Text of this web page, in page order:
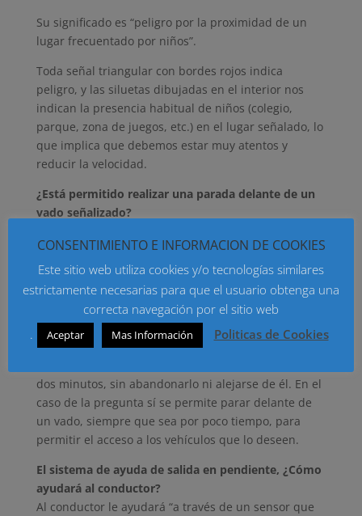
Su significado es “peligro por la proximidad de un
lugar frecuentado por niños”.
Toda señal triangular con bordes rojos indica
peligro, y las siluetas dibujadas en el interior nos
indican la presencia habitual de niños (colegio,
parque, zona de juegos, etc.) en el lugar señalado, lo
que implica que debemos estar muy atentos y
reducir la velocidad.
¿Está permitido realizar una parada delante de un
vado señalizado?
cuenta la diferencia entre parar y estacionar, una
duda habitual entre los que preparan el examen de
conducir.
La parada consiste en parar o inmovilizar de forma
dos minutos, sin abandonarlo ni alejarse de él. En el
caso de la pregunta sí se permite parar delante de
un vado, siempre que sea por poco tiempo, para
permitir el acceso a los vehículos que lo deseen.
El sistema de ayuda de salida en pendiente, ¿Cómo
ayudará al conductor?
Al conductor le ayudará “a través de un sensor que
CONSENTIMIENTO E INFORMACION DE COOKIES
Este sitio web utiliza cookies y/o tecnologías similares
estrictamente necesarias para que el usuario obtenga una
correcta navegación por el sitio web
.
Aceptar Mas Información Politicas de Cookies